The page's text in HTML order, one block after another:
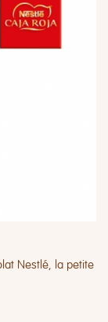
Nestlé, la petite